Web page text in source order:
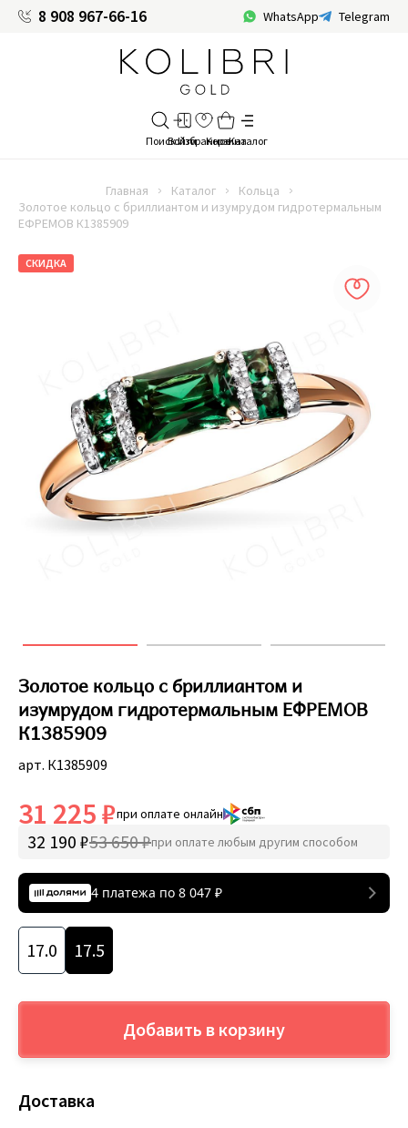
8 908 967-66-16 WhatsApp Telegram
Главная Каталог
Кольца
Золотое кольцо с бриллиантом и изумрудом гидротермальным
ЕФРЕМОВ К1385909
СКИДКА
Золотое кольцо с бриллиантом и
изумрудом гидротермальным ЕФРЕМОВ
К1385909
арт. К1385909
31 225 ₽при оплате онлайн
32 190 ₽53 650 ₽при оплате любым другим способом
4 платежа по 8 047 ₽
17.0 17.5
Добавить в корзину
Доставка